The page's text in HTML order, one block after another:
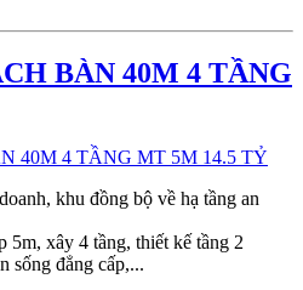
BÀN 40M 4 TẦNG
khu đồng bộ về hạ tầng an
5m, xây 4 tầng, thiết kế tầng 2
sống đẳng cấp,...